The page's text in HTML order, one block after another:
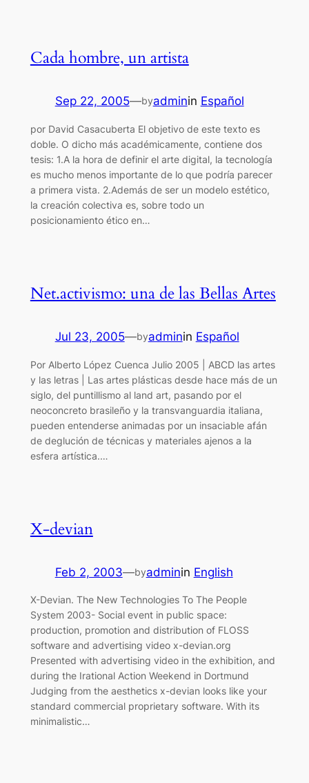
Cada hombre, un artista
Sep 22, 2005—byadminin Español
por David Casacuberta El objetivo de este texto es
doble. O dicho más académicamente, contiene dos
tesis: 1.A la hora de definir el arte digital, la tecnología
es mucho menos importante de lo que podría parecer
a primera vista. 2.Además de ser un modelo estético,
la creación colectiva es, sobre todo un
posicionamiento ético en…
Net.activismo: una de las Bellas Artes
Jul 23, 2005—byadminin Español
Por Alberto López Cuenca Julio 2005 | ABCD las artes
y las letras | Las artes plásticas desde hace más de un
siglo, del puntillismo al land art, pasando por el
neoconcreto brasileño y la transvanguardia italiana,
pueden entenderse animadas por un insaciable afán
de deglución de técnicas y materiales ajenos a la
esfera artística.…
X-devian
Feb 2, 2003—byadminin English
X-Devian. The New Technologies To The People
System 2003- Social event in public space:
production, promotion and distribution of FLOSS
software and advertising video x-devian.org
Presented with advertising video in the exhibition, and
during the Irational Action Weekend in Dortmund
Judging from the aesthetics x-devian looks like your
standard commercial proprietary software. With its
minimalistic…